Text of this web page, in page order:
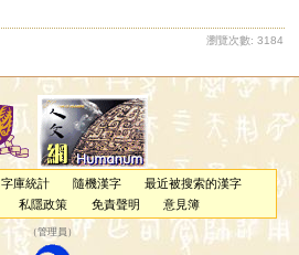
瀏覽次數: 3184
字庫統計 隨機漢字
最近被搜索的漢字
私隱政策 免責聲明 意見簿
（管理員 ）